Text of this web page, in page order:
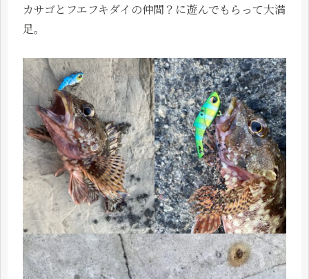
カサゴとフエフキダイの仲間？に遊んでもらって大満
足。